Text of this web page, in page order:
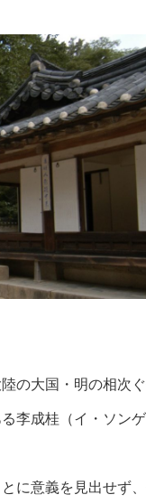
の大国・明の相次
李成桂（イ・ソン
に意義を見出せず